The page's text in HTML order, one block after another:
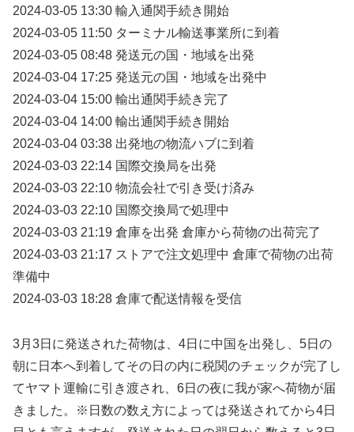
2024-03-05 13:30 輸入通関手続き開始
2024-03-05 11:50 ターミナル輸送事業所に到着
2024-03-05 08:48 発送元の国・地域を出発
2024-03-04 17:25 発送元の国・地域を出発中
2024-03-04 15:00 輸出通関手続き完了
2024-03-04 14:00 輸出通関手続き開始
2024-03-04 03:38 出発地の物流ハブに到着
2024-03-03 22:14 国際交換局を出発
2024-03-03 22:10 物流会社で引き受け済み
2024-03-03 22:10 国際交換局で処理中
2024-03-03 21:19 倉庫を出発 倉庫から荷物の出荷完了
2024-03-03 21:17 ストアで注文処理中 倉庫で荷物の出荷
準備中
2024-03-03 18:28 倉庫で配送情報を受信
3月3日に発送された荷物は、4日に中国を出発し、5日の
朝に日本へ到着してその日の内に税関のチェックが完了し
てヤマト運輸に引き渡され、6日の夜に我が家へ荷物が届
きました。※日数の数え方によっては発送されてから4日